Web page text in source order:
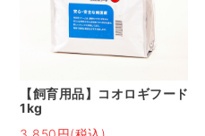
【飼育用品】コオロギフード
1kg